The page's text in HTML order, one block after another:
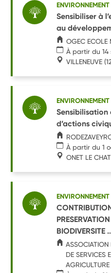
ENVIRONNEMENT
Sensibiliser à
au
OGEC ECOLE
À partir du 14
VILLENEUVE
ENVIRONNEMENT
Sensibilisation
d’actions
À partir du 1
ONET LE
ENVIRONNEMENT
BIODIVERSITE
ASSOCIATION
DE SERVICES
AGRICULTURE